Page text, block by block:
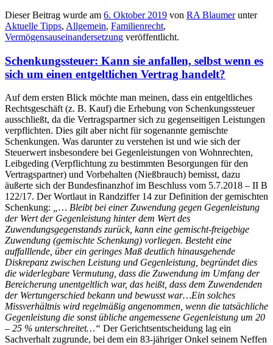
Dieser Beitrag wurde am 6. Oktober 2019 von RA Blaumerunter
Aktuelle Tipps, Allgemein, Familienrecht,
Vermögensauseinandersetzung veröffentlicht.
Schenkungssteuer: Kann sie anfallen, selbst wenn es
sich um einen entgeltlichen Vertrag handelt?
Auf dem ersten Blick möchte man meinen, dass ein entgeltliches
Rechtsgeschäft (z. B. Kauf) die Erhebung von Schenkungssteuer
ausschließt, da die Vertragspartner sich zu gegenseitigen Leistungen
verpflichten. Dies gilt aber nicht für sogenannte gemischte
Schenkungen. Was darunter zu verstehen ist und wie sich der
Steuerwert insbesondere bei Gegenleistungen von Wohnrechten,
Leibgeding (Verpflichtung zu bestimmten Besorgungen für den
Vertragspartner) und Vorbehalten (Nießbrauch) bemisst, dazu
äußerte sich der Bundesfinanzhof im Beschluss vom 5.7.2018 – II B
122/17. Der Wortlaut in Randziffer 14 zur Definition der gemischten
Schenkung:
„… Bleibt bei einer Zuwendung gegen Gegenleistung
der Wert der Gegenleistung hinter dem Wert des
Zuwendungsgegenstands zurück, kann eine gemischt-freigebige
Zuwendung (gemischte Schenkung) vorliegen. Besteht eine
auffalllende, über ein geringes Maß deutlich hinausgehende
Diskrepanz zwischen Leistung und Gegenleistung, begründet dies
die widerlegbare Vermutung, dass die Zuwendung im Umfang der
Bereicherung unentgeltlich war, das heißt, dass dem Zuwendenden
der Wertungerschied bekann und bewusst war…Ein solches
Missverhältnis wird regelmäßig angenommen, wenn die tatsächliche
Gegenleistung die sonst übliche angemessene Gegenleistung um 20
– 25 % unterschreitet…“ Der Gerichtsentscheidung lag ein
Sachverhalt zugrunde, bei dem ein 83-jähriger Onkel seinem Neffen